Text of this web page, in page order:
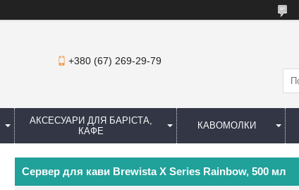
+380 (67) 269-29-79
АКСЕСУАРИ ДЛЯ БАРІСТА,
КАФЕ
КАВОМОЛКИ
Сервер для кави Brewista X Series Rainbow, 500 мл